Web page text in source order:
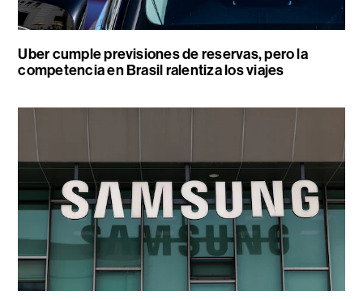
Uber cumple previsiones de reservas, pero la
competencia en Brasil ralentiza los viajes